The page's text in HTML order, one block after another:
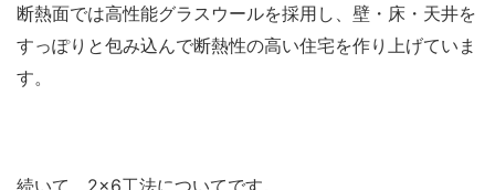
断熱面では高性能グラスウールを採用し、壁・床・天井を
すっぽりと包み込んで断熱性の高い住宅を作り上げていま
す。